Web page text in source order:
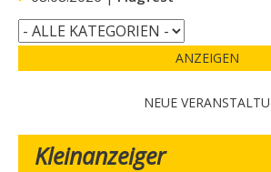
ANZEIGEN
NEUE
Kleinanzeiger